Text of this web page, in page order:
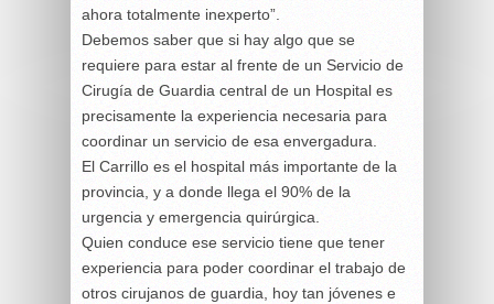
ahora totalmente inexperto”.
Debemos saber que si hay algo que se
requiere para estar al frente de un Servicio de
Cirugía de Guardia central de un Hospital es
precisamente la experiencia necesaria para
coordinar un servicio de esa envergadura.
El Carrillo es el hospital más importante de la
provincia, y a donde llega el 90% de la
urgencia y emergencia quirúrgica.
Quien conduce ese servicio tiene que tener
experiencia para poder coordinar el trabajo de
otros cirujanos de guardia, hoy tan jóvenes e